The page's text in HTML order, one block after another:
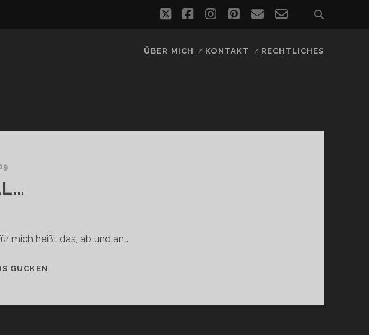
twitterfacebookinstagram
pinterest
emailemail-
ÜBER MICH KONTAKT RECHTLICHES
mich heißt das, ab und an…
GUCKEN